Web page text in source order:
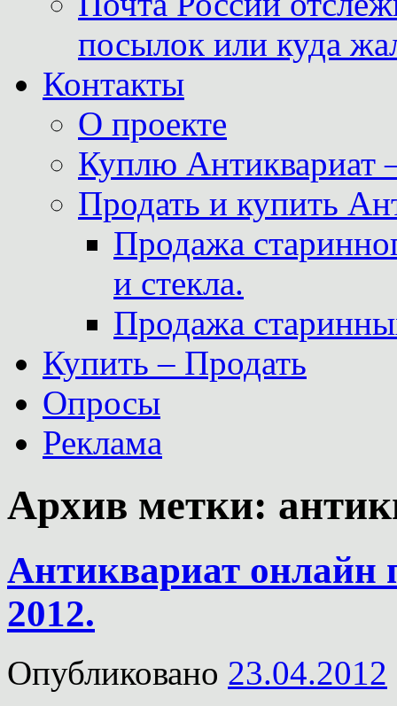
посылок или куда
Контакты
О проекте
Куплю Антиквариат
Продать и купить
Продажа
и стекла.
Продажа
Купить – Продать
Опросы
Реклама
Архив метки:
Антиквариат онлайн
2012.
Опубликовано 23.04.2012